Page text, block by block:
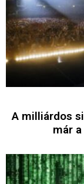
A milliárdos
már